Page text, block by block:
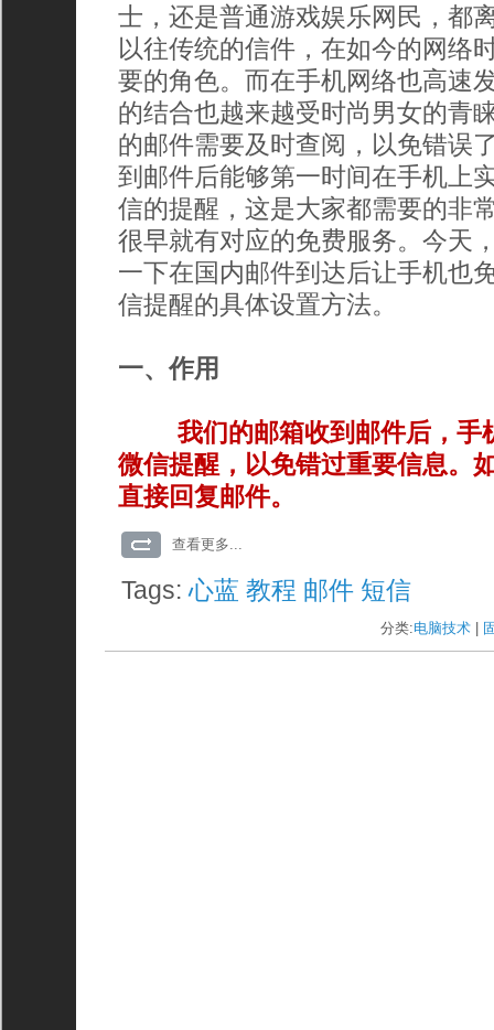
士，还是普通游戏娱乐网民，都
以往传统的信件，在如今的网络
要的角色。而在手机网络也高速
的结合也越来越受时尚男女的青
的邮件需要及时查阅，以免错误
到邮件后能够第一时间在手机上
信的提醒，这是大家都需要的非
很早就有对应的免费服务。今天
一下在国内邮件到达后让手机也
信提醒的具体设置方法。
一、作用
我们的邮箱收到邮件后，手
微信提醒，以免错过重要信息。
直接回复邮件。
查看更多...
Tags:心蓝 教程 邮件 短信
分类:电脑技术